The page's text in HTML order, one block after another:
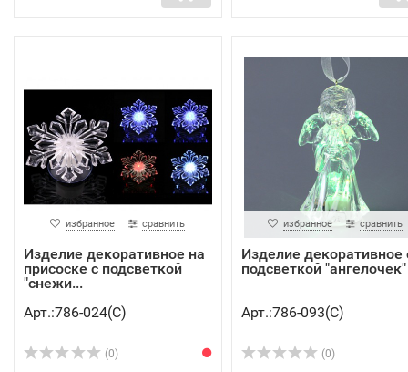
избранное сравнить
Изделие декоративное на
присоске с подсветкой
"снежи...
Арт.:786-024(C)
(0)
избранное сравнить
Изделие декоративное
подсветкой
Арт.:786-093(C)
(0)